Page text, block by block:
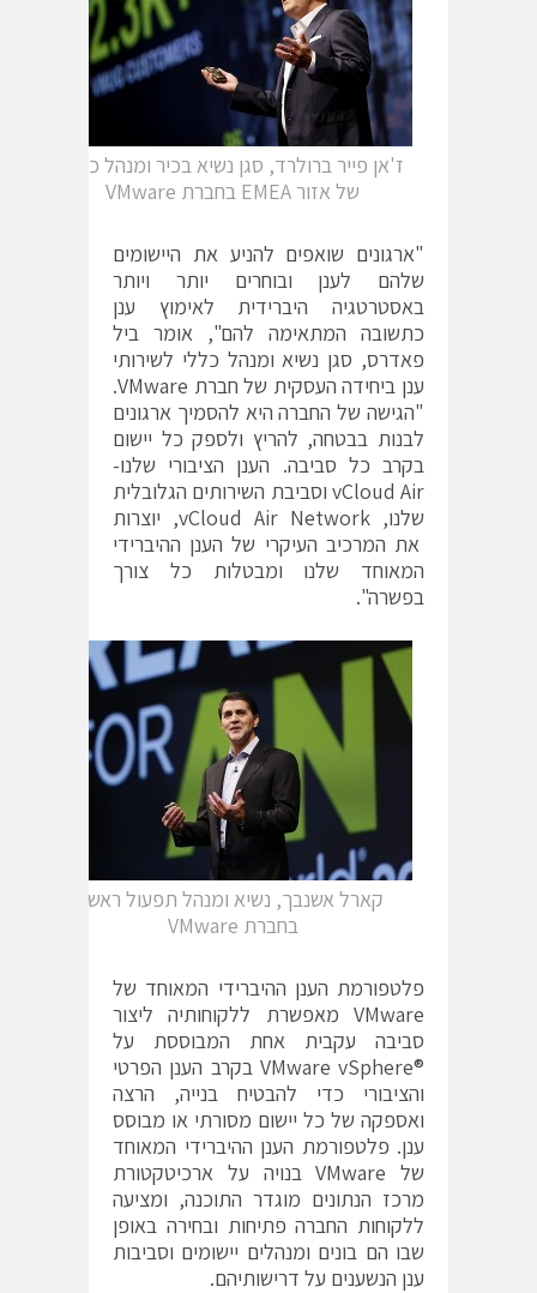
ז'אן פייר ברולרד, סגן נשיא בכיר ומנהל כללי
של אזור EMEA בחברת VMware
"ארגונים שואפים להניע את היישומים
שלהם לענן ובוחרים יותר ויותר
באסטרטגיה היברידית לאימוץ ענן
כתשובה המתאימה להם", אומר ביל
פאדרס, סגן נשיא ומנהל כללי לשירותי
ענן ביחידה העסקית של חברת VMware.
"הגישה של החברה היא להסמיך ארגונים
לבנות בבטחה, להריץ ולספק כל יישום
בקרב כל סביבה. הענן הציבורי שלנו-
vCloud Air וסביבת השירותים הגלובלית
שלנו, vCloud Air Network, יוצרות
את המרכיב העיקרי של הענן ההיברידי
המאוחד שלנו ומבטלות כל צורך
בפשרה".
קארל אשנבך, נשיא ומנהל תפעול ראשי
בחברת VMware
פלטפורמת הענן ההיברידי המאוחד של
VMware מאפשרת ללקוחותיה ליצור
סביבה עקבית אחת המבוססת על
®VMware vSphere בקרב הענן הפרטי
והציבורי כדי להבטיח בנייה, הרצה
ואספקה של כל יישום מסורתי או מבוסס
ענן. פלטפורמת הענן ההיברידי המאוחד
של VMware בנויה על ארכיטקטורת
מרכז הנתונים מוגדר התוכנה, ומציעה
ללקוחות החברה פתיחות ובחירה באופן
שבו הם בונים ומנהלים יישומים וסביבות
ענן הנשענים על דרישותיהם.